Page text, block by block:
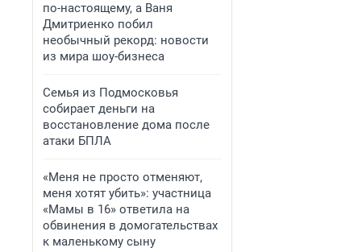
по-настоящему, а Ваня
Дмитриенко побил
необычный рекорд: новости
из мира шоу-бизнеса
Семья из Подмосковья
собирает деньги на
восстановление дома после
атаки БПЛА
«Меня не просто отменяют,
меня хотят убить»: участница
«Мамы в 16» ответила на
обвинения в домогательствах
к маленькому сыну